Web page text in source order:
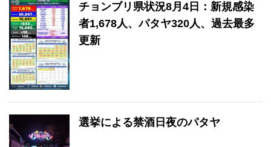
チョンブリ県状況8月4日：新規感染
者1,678人、パタヤ320人、過去最多
更新
選挙による禁酒日夜のパタヤ